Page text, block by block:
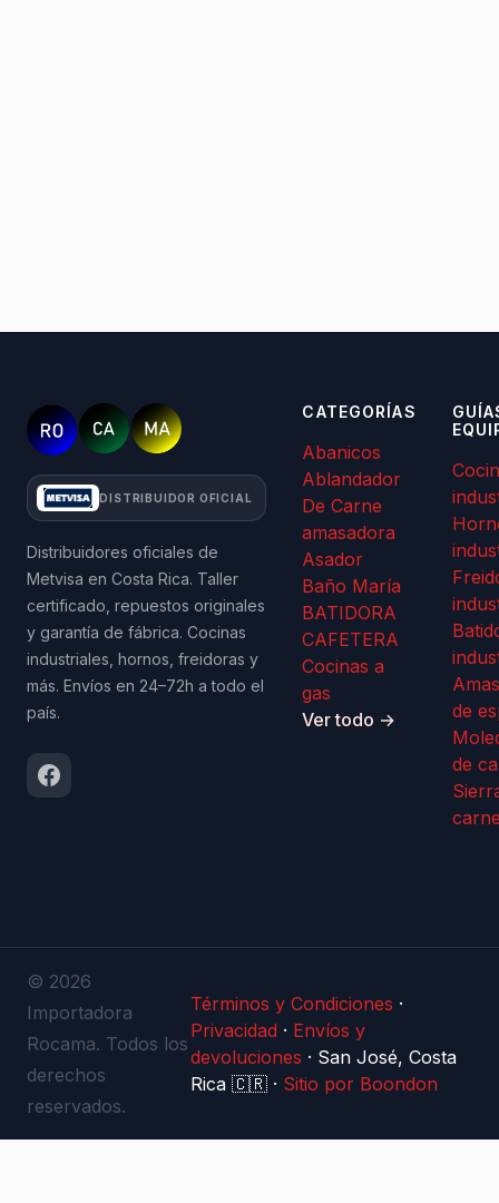
DISTRIBUIDOR OFICIAL
Distribuidores oficiales de
Metvisa en Costa Rica. Taller
certificado, repuestos originales
y garantía de fábrica. Cocinas
industriales, hornos, freidoras y
más. Envíos en 24–72h a todo el
país.
CATEGORÍAS
Abanicos
Ablandador
De Carne
amasadora
Asador
Baño María
BATIDORA
CAFETERA
Cocinas a
gas
Ver todo →
de
de
© 2026
Importadora
Rocama. Todos los
derechos
reservados.
Términos y Condiciones ·
Privacidad · Envíos y
devoluciones · San José, Costa
Rica 🇨🇷 · Sitio por Boondon